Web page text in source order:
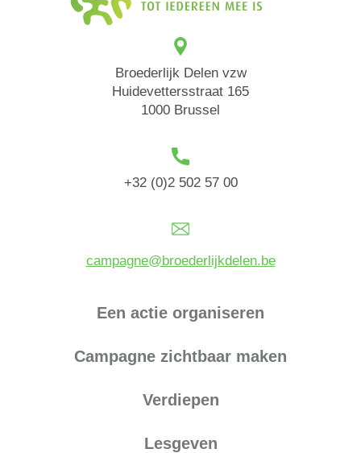
Broederlijk Delen vzw
Huidevettersstraat 165
1000 Brussel
+32 (0)2 502 57 00
campagne@broederlijkdelen.be
Een actie organiseren
Campagne zichtbaar maken
Verdiepen
Lesgeven